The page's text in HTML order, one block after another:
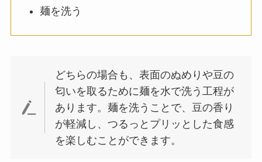
麺を洗う
どちらの場合も、表面のぬめりや豆の
匂いを取るために麺を水で洗う工程が
あります。麺を洗うことで、豆の香り
が軽減し、つるっとプリッとした食感
を楽しむことができます。